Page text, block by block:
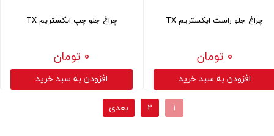
چراغ جلو راست ایکستریم TX
۰ تومان
افزودن به سبد خرید
چراغ جلو چپ ایکستریم TX
۰ تومان
افزودن به سبد خرید
۱ ۲ بعدی